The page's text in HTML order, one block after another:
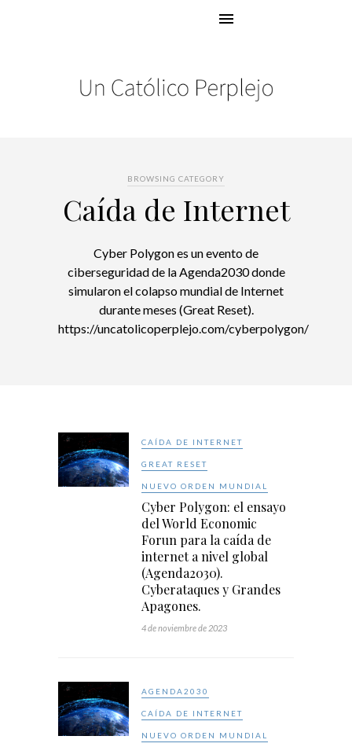
BROWSING CATEGORY
Caída de Internet
Cyber ​​Polygon es un evento de
ciberseguridad de la Agenda2030 donde
simularon el colapso mundial de Internet
durante meses (Great Reset).
https://uncatolicoperplejo.com/cyberpolygon/
CAÍDA DE INTERNET
GREAT RESET
NUEVO ORDEN MUNDIAL
Cyber Polygon: el ensayo
del World Economic
Forun para la caída de
internet a nivel global
(Agenda2030).
Cyberataques y Grandes
Apagones.
4 de noviembre de 2023
AGENDA2030
CAÍDA DE INTERNET
NUEVO ORDEN MUNDIAL